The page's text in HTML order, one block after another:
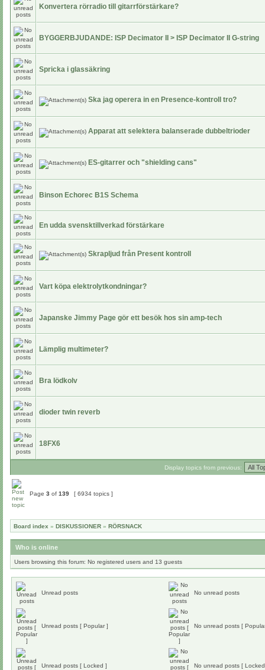
Konvertera rörradio till gitarrförstärkare?
BYGGERBJUDANDE: ISP Decimator II > ISP Decimator II G-string
Spricka i glassäkring
Ska jag operera in en Presence-kontroll tro?
Apparat att selektera balanserade dubbeltrioder
ES-gitarrer och "shielding cans"
Binson Echorec B1S Schema
En udda svensktillverkad förstärkare
Skrapljud från Present kontroll
Vart köpa elektrolytkondningar?
Japanske Jimmy Page gör ett besök hos sin amp-tech
Lämplig multimeter?
Bra lödkolv
dioder twin reverb
18FX6
Display topics from previous:
Page 3 of 139 [ 6934 topics ]
Board index » DISKUSSIONER » RÖRSNACK
Who is online
Users browsing this forum: No registered users and 13 guests
Unread posts No unread posts
Unread posts [ Popular ] No unread posts [
Unread posts [ Locked ] No unread posts [